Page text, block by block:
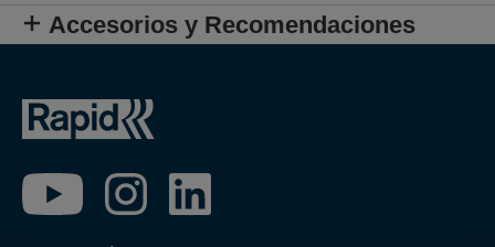
Accesorios y Recomendaciones